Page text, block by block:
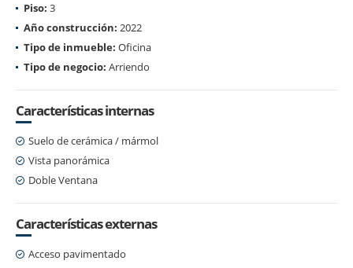
Piso: 3
Año construcción: 2022
Tipo de inmueble: Oficina
Tipo de negocio: Arriendo
Características internas
Suelo de cerámica / mármol
Vista panorámica
Doble Ventana
Características externas
Acceso pavimentado